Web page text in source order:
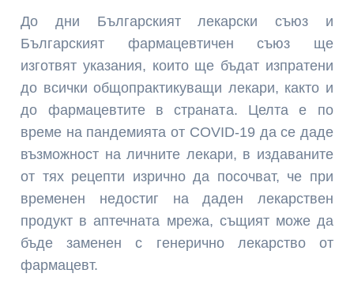
До дни Българският лекарски съюз и
Българският фармацевтичен съюз ще
изготвят указания, които ще бъдат изпратени
до всички общопрактикуващи лекари, както и
до фармацевтите в страната. Целта е по
време на пандемията от COVID-19 да се даде
възможност на личните лекари, в издаваните
от тях рецепти изрично да посочват, че при
временен недостиг на даден лекарствен
продукт в аптечната мрежа, същият може да
бъде заменен с генерично лекарство от
фармацевт.